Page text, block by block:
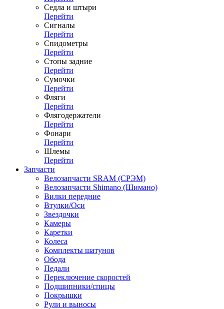
Седла и штыри
Перейти
Сигналы
Перейти
Спидометры
Перейти
Стопы задние
Перейти
Сумочки
Перейти
Фляги
Перейти
Флягодержатели
Перейти
Фонари
Перейти
Шлемы
Перейти
Запчасти
Велозапчасти SRAM (СРЭМ)
Велозапчасти Shimano (Шимано)
Вилки передние
Втулки/Оси
Звездочки
Камеры
Каретки
Колеса
Комплекты шатунов
Обода
Педали
Переключение скоростей
Подшипники/спицы
Покрышки
Рули и выносы